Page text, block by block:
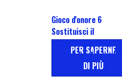
Gioco d'onore 6
Sostituisci il
digitalizzatore touch
screen del display LCD
PER SAPERNE
DI PIÙ